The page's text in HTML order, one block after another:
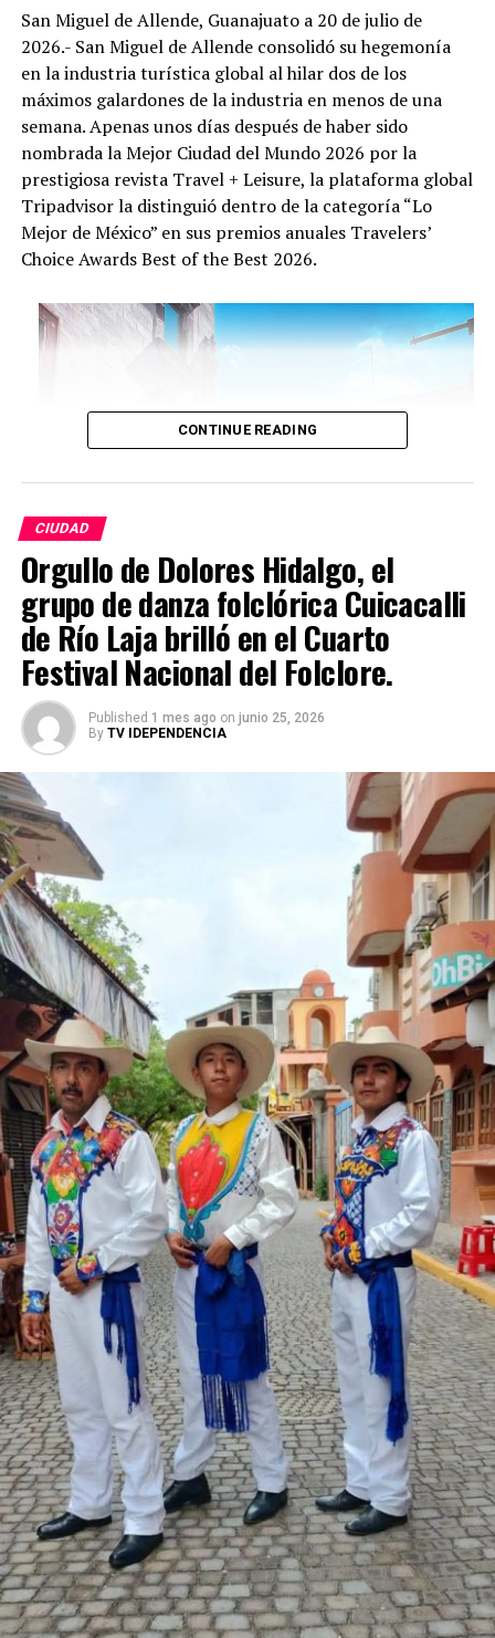
La agrupación integrada por Paola Tovar Deanda
(piano), Eduardo del Valle (violín), Patricia Velázquez
(viola) y Jorge Flores (violonchelo) interpretará un
selecto repertorio de cámara que incluye el Cuarteto K
478 en sol menor de W. A. Mozart y el Cuarteto Op. 67
en la menor del compositor español Joaquín Turina.
18:30 a 20:00 hrs. | Noche de Diálogo: «Cuando la tierra
permanece» Un espacio para profundizar en el proyecto
documental del fotoperiodista y artista Mauricio Palos,
Marcela Chao.
leyenda del hombre lobo mexicano» Encuentro con el
autor y creativo Alex Hermógenes, quien compartirá el
nacional.
ADVERTISEMENT
San Miguel de Allende, Guanajuato a 20 de julio de
2026.- San Miguel de Allende consolidó su hegemonía
en la industria turística global al hilar dos de los
máximos galardones de la industria en menos de una
semana. Apenas unos días después de haber sido
nombrada la Mejor Ciudad del Mundo 2026 por la
prestigiosa revista Travel + Leisure, la plataforma global
Tripadvisor la distinguió dentro de la categoría “Lo
Mejor de México” en sus premios anuales Travelers’
Choice Awards Best of the Best 2026.
A diferencia de otros galardones basados en comités
editoriales, el reconocimiento de Tripadvisor destaca
por el volumen y rigor de la evaluación de los propios
usuarios:
El premio representa el máximo galardón que otorga la
plataforma a los destinos que reciben, durante un
periodo de 12 meses, calificaciones sobresalientes de
manera consistente.
De los más de ocho millones de perfiles y
establecimientos registrados en Tripadvisor a nivel
mundial, menos del uno por ciento (1%) logra cumplir
con los estándares algorítmicos para alcanzar esta
distinción.
En su reseña oficial para la edición 2026, Tripadvisor
describe a San Miguel de Allende como una «joya
colonial» asentada en una región de clima fresco que
cautiva a creadores y viajeros de todo el mundo por su
luz, colorido y carácter singular.
La plataforma internacional fundamentó el galardón
destacando los siguientes pilares de la ciudad: Riqueza
Arquitectónica, Identidad Histórica y El ícono local: La
parroquia de San Miguel Arcángel.
ADVERTISEMENT
CONTINUE READING
CIUDAD
Orgullo de Dolores Hidalgo, el
grupo de danza folclórica Cuicacalli
de Río Laja brilló en el Cuarto
Festival Nacional del Folclore.
Published 1 mes ago on junio 25, 2026
By TV IDEPENDENCIA